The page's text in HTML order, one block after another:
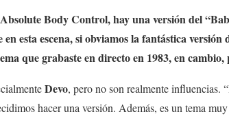
Absolute Body Control, hay una versión del
esta escena, si obviamos la fantástica
que grabaste en directo en 1983, en cambio,
Devo, pero no son realmente influencias.
hacer una versión. Además, es un tema